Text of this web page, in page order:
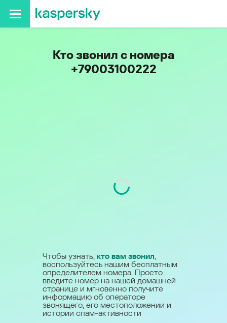
Кто звонил с номера
+79003100222
Чтобы узнать, кто вам звонил,
воспользуйтесь нашим бесплатным
определителем номера. Просто
введите номер на нашей домашней
странице и мгновенно получите
информацию об операторе
звонящего, его местоположении и
истории спам-активности